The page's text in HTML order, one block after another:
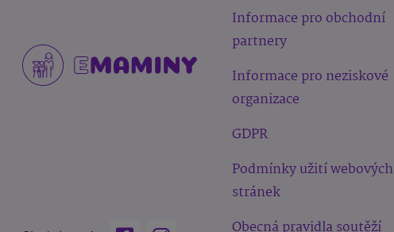
Informace pro obchodní
partnery
Informace pro neziskové
organizace
GDPR
Podmínky užití webových
stránek
Obecná pravidla soutěží